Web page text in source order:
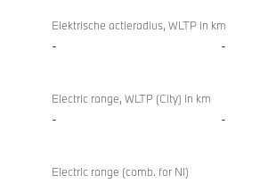
Elektrische actieradius, WLTP in km
- -
Electric range, WLTP (City) in km
- -
Electric range (comb. for NI)